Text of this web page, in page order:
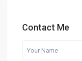
Contact Me